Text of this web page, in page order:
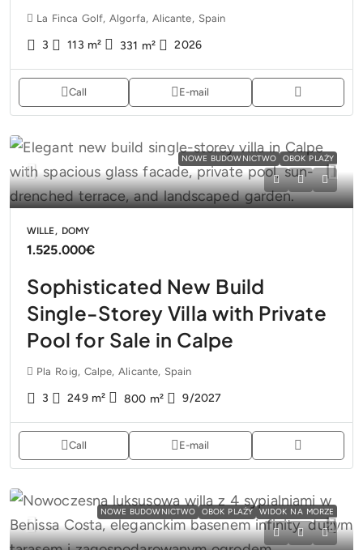
La Finca Golf, Algorfa, Alicante, Spain
3 113 m² 331 m² 2026
Call E-mail
NOWE BUDOWNICTWO OBOK PLAŻY
WILLE, DOMY
1.525.000€
Sophisticated New Build
Single-Storey Villa with Private
Pool for Sale in Calpe
Pla Roig, Calpe, Alicante, Spain
3 249 m² 800 m² 9/2027
Call E-mail
NOWE BUDOWNICTWO OBOK PLAŻY WIDOK NA MORZE